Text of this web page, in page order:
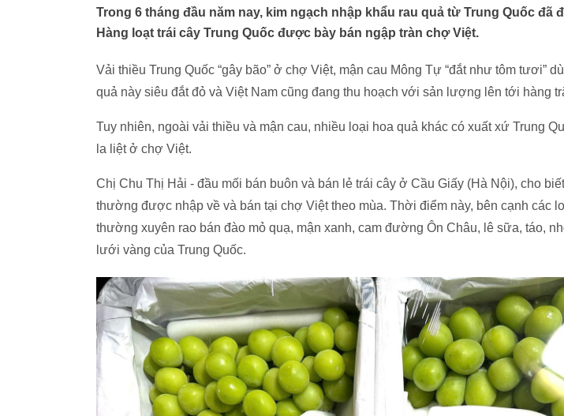
Trong 6 tháng đầu năm nay, kim ngạch nhập khẩu rau quả từ Trung Quốc đã
Hàng loạt trái cây Trung Quốc được bày bán ngập tràn chợ Việt.
Vải thiều Trung Quốc “gây bão” ở chợ Việt, mận cau Mông Tự “đắt như tôm tươi”
quả này siêu đắt đỏ và Việt Nam cũng đang thu hoạch với sản lượng lên tới hàng
Tuy nhiên, ngoài vải thiều và mận cau, nhiều loại hoa quả khác có xuất xứ Trung
la liệt ở chợ Việt.
Chị Chu Thị Hải - đầu mối bán buôn và bán lẻ trái cây ở Cầu Giấy (Hà Nội), cho
thường được nhập về và bán tại chợ Việt theo mùa. Thời điểm này, bên cạnh các
thường xuyên rao bán đào mỏ quạ, mận xanh, cam đường Ôn Châu, lê sữa, táo,
lưới vàng của Trung Quốc.